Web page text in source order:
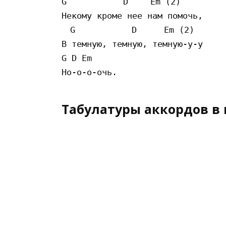
Некому кроме нее нам помочь,
G 　　　　　　D 　　 Em (2)
В темную, темную, темную-у-у
G D Em
Табулатуры аккордов в